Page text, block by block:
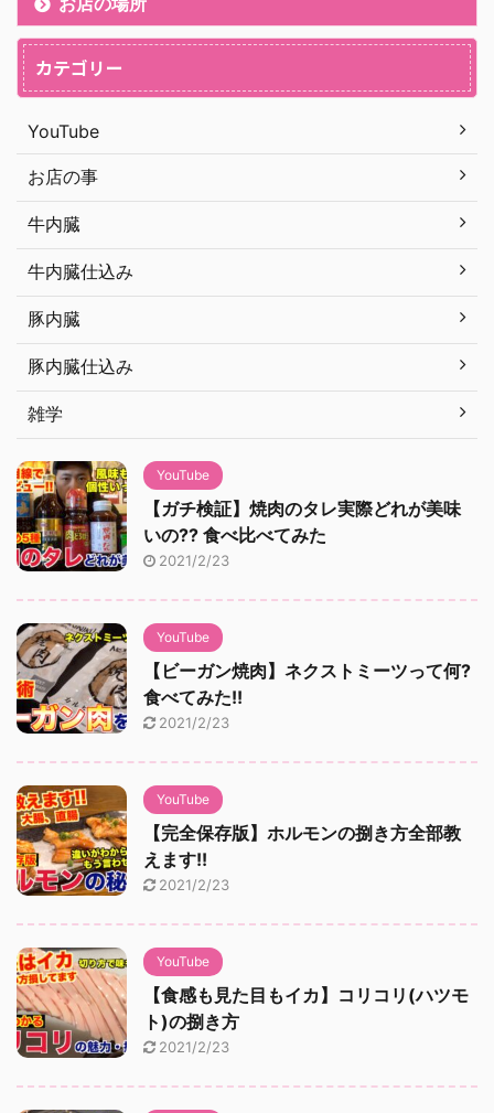
カテゴリー
YouTube
お店の事
牛内臓
牛内臓仕込み
豚内臓
豚内臓仕込み
雑学
YouTube
【ガチ検証】焼肉のタレ実際どれが美味
いの?? 食べ比べてみた
2021/2/23
YouTube
【ビーガン焼肉】ネクストミーツって何?
食べてみた!!
2021/2/23
YouTube
【完全保存版】ホルモンの捌き方全部教
えます!!
2021/2/23
YouTube
【食感も見た目もイカ】コリコリ(ハツモ
ト)の捌き方
2021/2/23